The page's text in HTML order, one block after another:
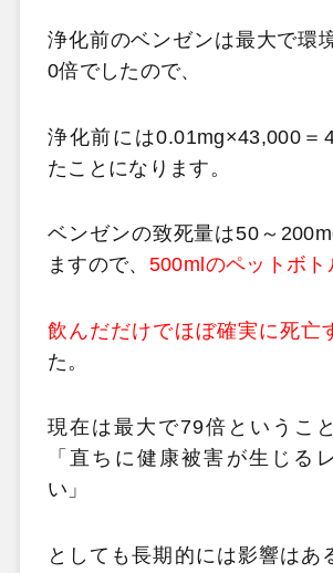
浄化前のベンゼンは最大で環
0倍でしたので、
浄化前には0.01mg×43,000＝
たことになります。
ベンゼンの致死量は50～
ますので、 500mlのペットボト
飲んだだけでほぼ確実に死亡
た。
現在は最大で79倍というこ
「直ちに健康被害が生じる
い」
としても長期的には影響はあ